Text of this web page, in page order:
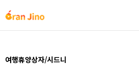
여행휴양상자/시드니